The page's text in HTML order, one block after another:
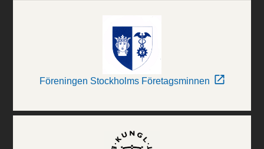
Föreningen Stockholms Företagsminnen